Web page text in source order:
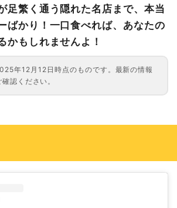
足繁く通う隠れた名店まで、本当
ばかり！一口食べれば、あなたの
かもしれませんよ！
年12月12日時点のものです。最新の情報
認ください。